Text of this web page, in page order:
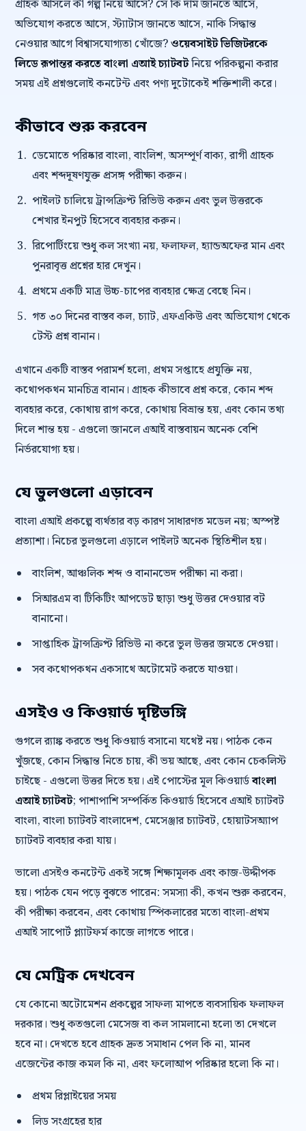
গ্রাহক আসলে কী গল্প নিয়ে আসে? সে কি দাম জানতে আসে,
অভিযোগ করতে আসে, স্ট্যাটাস জানতে আসে, নাকি সিদ্ধান্ত
নেওয়ার আগে বিশ্বাসযোগ্যতা খোঁজে?ওয়েবসাইট ভিজিটরকে
লিডে রূপান্তর করতে বাংলা এআই চ্যাটবটনিয়ে পরিকল্পনা করার
সময় এই প্রশ্নগুলোই কনটেন্ট এবং পণ্য দুটোকেই শক্তিশালী করে।
কীভাবে শুরু করবেন
ডেমোতে পরিষ্কার বাংলা, বাংলিশ, অসম্পূর্ণ বাক্য, রাগী গ্রাহক
এবং শব্দদূষণযুক্ত প্রসঙ্গ পরীক্ষা করুন।
পাইলট চালিয়ে ট্রান্সক্রিপ্ট রিভিউ করুন এবং ভুল উত্তরকে
শেখার ইনপুট হিসেবে ব্যবহার করুন।
রিপোর্টিংয়ে শুধু কল সংখ্যা নয়, ফলাফল, হ্যান্ডঅফের মান এবং
পুনরাবৃত্ত প্রশ্নের হার দেখুন।
প্রথমে একটি মাত্র উচ্চ-চাপের ব্যবহার ক্ষেত্র বেছে নিন।
গত ৩০ দিনের বাস্তব কল, চ্যাট, এফএকিউ এবং অভিযোগ থেকে
টেস্ট প্রশ্ন বানান।
এখানে একটি বাস্তব পরামর্শ হলো, প্রথম সপ্তাহে প্রযুক্তি নয়,
কথোপকথন মানচিত্র বানান। গ্রাহক কীভাবে প্রশ্ন করে, কোন শব্দ
ব্যবহার করে, কোথায় রাগ করে, কোথায় বিভ্রান্ত হয়, এবং কোন তথ্য
দিলে শান্ত হয় - এগুলো জানলে এআই বাস্তবায়ন অনেক বেশি
নির্ভরযোগ্য হয়।
যে ভুলগুলো এড়াবেন
বাংলা এআই প্রকল্পে ব্যর্থতার বড় কারণ সাধারণত মডেল নয়; অস্পষ্ট
প্রত্যাশা। নিচের ভুলগুলো এড়ালে পাইলট অনেক স্থিতিশীল হয়।
বাংলিশ, আঞ্চলিক শব্দ ও বানানভেদ পরীক্ষা না করা।
সিআরএম বা টিকিটিং আপডেট ছাড়া শুধু উত্তর দেওয়ার বট
বানানো।
সাপ্তাহিক ট্রান্সক্রিপ্ট রিভিউ না করে ভুল উত্তর জমতে দেওয়া।
সব কথোপকথন একসাথে অটোমেট করতে যাওয়া।
এসইও ও কিওয়ার্ড দৃষ্টিভঙ্গি
গুগলে র‍্যাঙ্ক করতে শুধু কিওয়ার্ড বসানো যথেষ্ট নয়। পাঠক কেন
খুঁজছে, কোন সিদ্ধান্ত নিতে চায়, কী ভয় আছে, এবং কোন চেকলিস্ট
চাইছে - এগুলো উত্তর দিতে হয়। এই পোস্টের মূল কিওয়ার্ডবাংলা
এআই চ্যাটবট; পাশাপাশি সম্পর্কিত কিওয়ার্ড হিসেবে এআই চ্যাটবট
বাংলা, বাংলা চ্যাটবট বাংলাদেশ, মেসেঞ্জার চ্যাটবট, হোয়াটসঅ্যাপ
চ্যাটবট ব্যবহার করা যায়।
ভালো এসইও কনটেন্ট একই সঙ্গে শিক্ষামূলক এবং কাজ-উদ্দীপক
হয়। পাঠক যেন পড়ে বুঝতে পারেন: সমস্যা কী, কখন শুরু করবেন,
কী পরীক্ষা করবেন, এবং কোথায় স্পিকলারের মতো বাংলা-প্রথম
এআই সাপোর্ট প্ল্যাটফর্ম কাজে লাগতে পারে।
যে মেট্রিক দেখবেন
যে কোনো অটোমেশন প্রকল্পের সাফল্য মাপতে ব্যবসায়িক ফলাফল
দরকার। শুধু কতগুলো মেসেজ বা কল সামলানো হলো তা দেখলে
হবে না। দেখতে হবে গ্রাহক দ্রুত সমাধান পেল কি না, মানব
এজেন্টের কাজ কমল কি না, এবং ফলোআপ পরিষ্কার হলো কি না।
প্রথম রিপ্লাইয়ের সময়
লিড সংগ্রহের হার